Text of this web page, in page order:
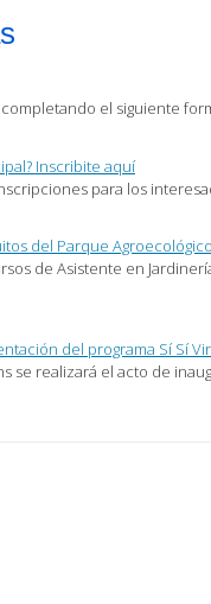
el siguiente
Inscribite aquí
para los
del Parque Agroecológico
de Asistente en
del programa Sí Sí
se realizará el acto de